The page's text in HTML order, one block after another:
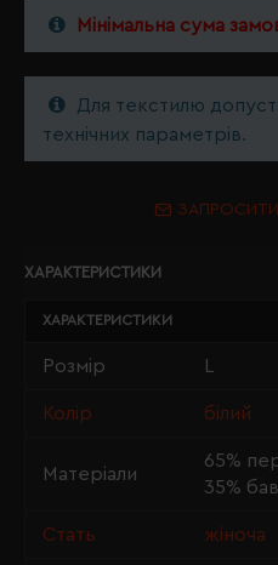
Мінімальна сума
Для текстилю
технічних параметрів.
ХАРАКТЕРИСТИКИ
ХАРАКТЕРИСТИКИ
Розмір
Колір білий
Матеріали
65%
35%
Стать жіноча